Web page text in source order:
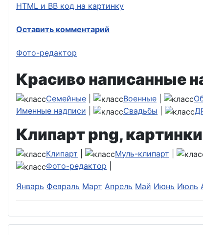
HTML и BB код на картинку
Оставить комментарий
Фото-редактор
Красиво написанные
Семейные Военные
Именные надписи
Свадьбы
Клипарт png,
Клипарт Муль-клипарт
Фото-редактор
Январь Февраль Март Апрель Май Июнь Июль